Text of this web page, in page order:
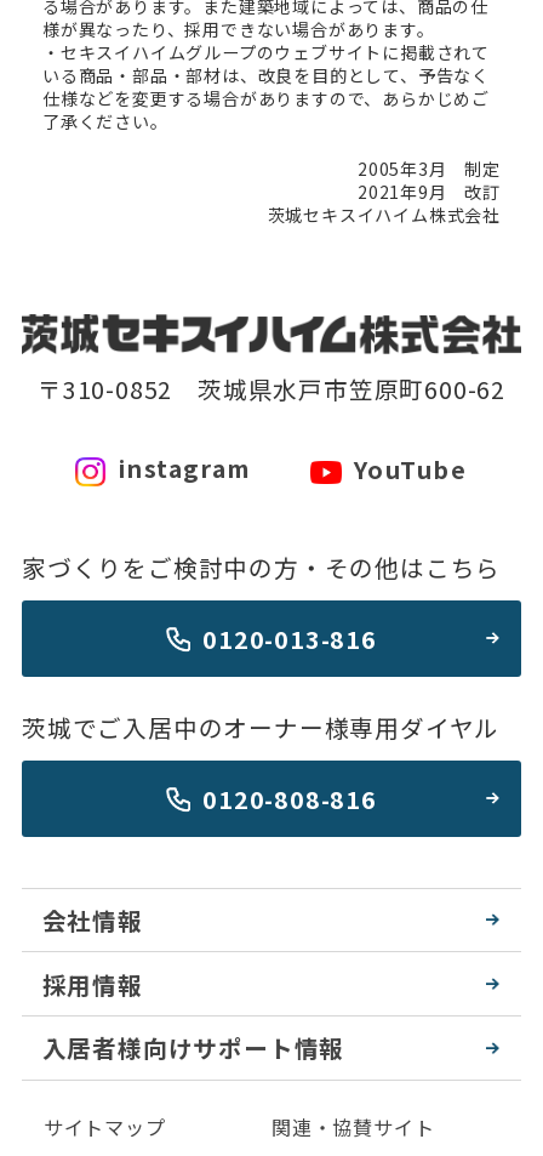
る場合があります。また建築地域によっては、商品の仕
様が異なったり、採用できない場合があります。
・セキスイハイムグループのウェブサイトに掲載されて
いる商品・部品・部材は、改良を目的として、予告なく
仕様などを変更する場合がありますので、あらかじめご
了承ください。
2005年3月 制定
2021年9月 改訂
茨城セキスイハイム株式会社
〒310-0852 茨城県水戸市笠原町600-62
instagram YouTube
家づくりをご検討中の方・その他はこちら
0120-013-816
茨城でご入居中のオーナー様専用ダイヤル
0120-808-816
会社情報
採用情報
入居者様向けサポート情報
サイトマップ 関連・協賛サイト